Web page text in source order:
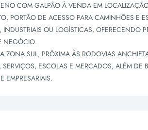
COM GALPÃO À VENDA EM
PORTÃO DE ACESSO PARA CAMINHÕES E
OU LOGÍSTICAS, OFERECENDO
NEGÓCIO.
ZONA SUL, PRÓXIMA ÀS RODOVIAS
ESCOLAS E MERCADOS, ALÉM DE
EMPRESARIAIS.